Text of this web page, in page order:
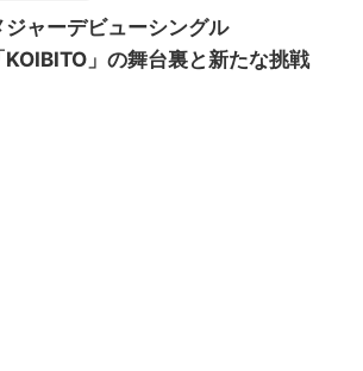
ジャーデビューシングル
KOIBITO」の舞台裏と新たな挑戦